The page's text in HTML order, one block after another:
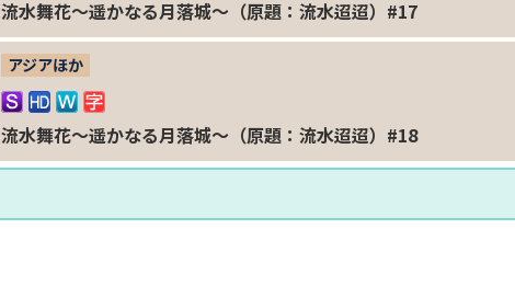
流水舞花～遥かなる月落城～（原題：流水迢迢）#17
アジアほか
流水舞花～遥かなる月落城～（原題：流水迢迢）#18